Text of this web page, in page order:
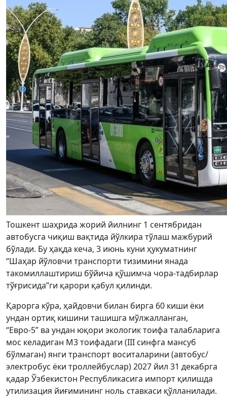
Тошкент шаҳрида жорий йилнинг 1 сентябридан
автобусга чиқиш вақтида йўлкира тўлаш мажбурий
бўлади. Бу ҳақда кеча, 3 июнь куни ҳукуматнинг
“Шаҳар йўловчи транспорти тизимини янада
такомиллаштириш бўйича қўшимча чора-тадбирлар
тўғрисида”ги қарори қабул қилинди.
Қарорга кўра, ҳайдовчи билан бирга 60 киши ёки
ундан ортиқ кишини ташишга мўлжалланган,
“Евро-5” ва ундан юқори экологик тоифа талабларига
мос келадиган М3 тоифадаги (III синфга мансуб
бўлмаган) янги транспорт воситаларини (автобус/
электробус ёки троллейбуслар) 2027 йил 31 декабрга
қадар Ўзбекистон Республикасига импорт қилишда
утилизация йиғимининг ноль ставкаси қўлланилади.